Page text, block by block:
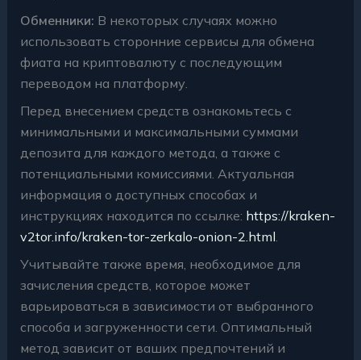
Обменники: В некоторых случаях можно
использовать сторонние сервисы для обмена
фиата на криптовалюту с последующим
переводом на платформу.
Перед внесением средств ознакомьтесь с
минимальными и максимальными суммами
депозита для каждого метода, а также с
потенциальными комиссиями. Актуальная
информация о доступных способах и
инструкциях находится по ссылке: https://kraken-
v2tor.info/kraken-tor-zerkalo-onion-2.html
Учитывайте также время, необходимое для
зачисления средств, которое может
варьироваться в зависимости от выбранного
способа и загруженности сети. Оптимальный
метод зависит от ваших предпочтений и